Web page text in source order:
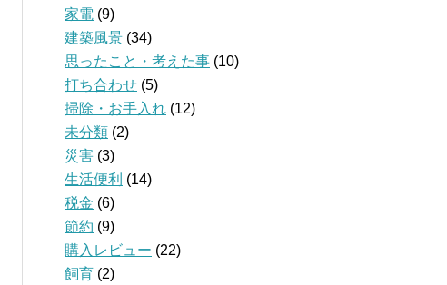
家電 (9)
建築風景 (34)
思ったこと・考えた事 (10)
打ち合わせ (5)
掃除・お手入れ (12)
未分類 (2)
災害 (3)
生活便利 (14)
税金 (6)
節約 (9)
購入レビュー (22)
飼育 (2)